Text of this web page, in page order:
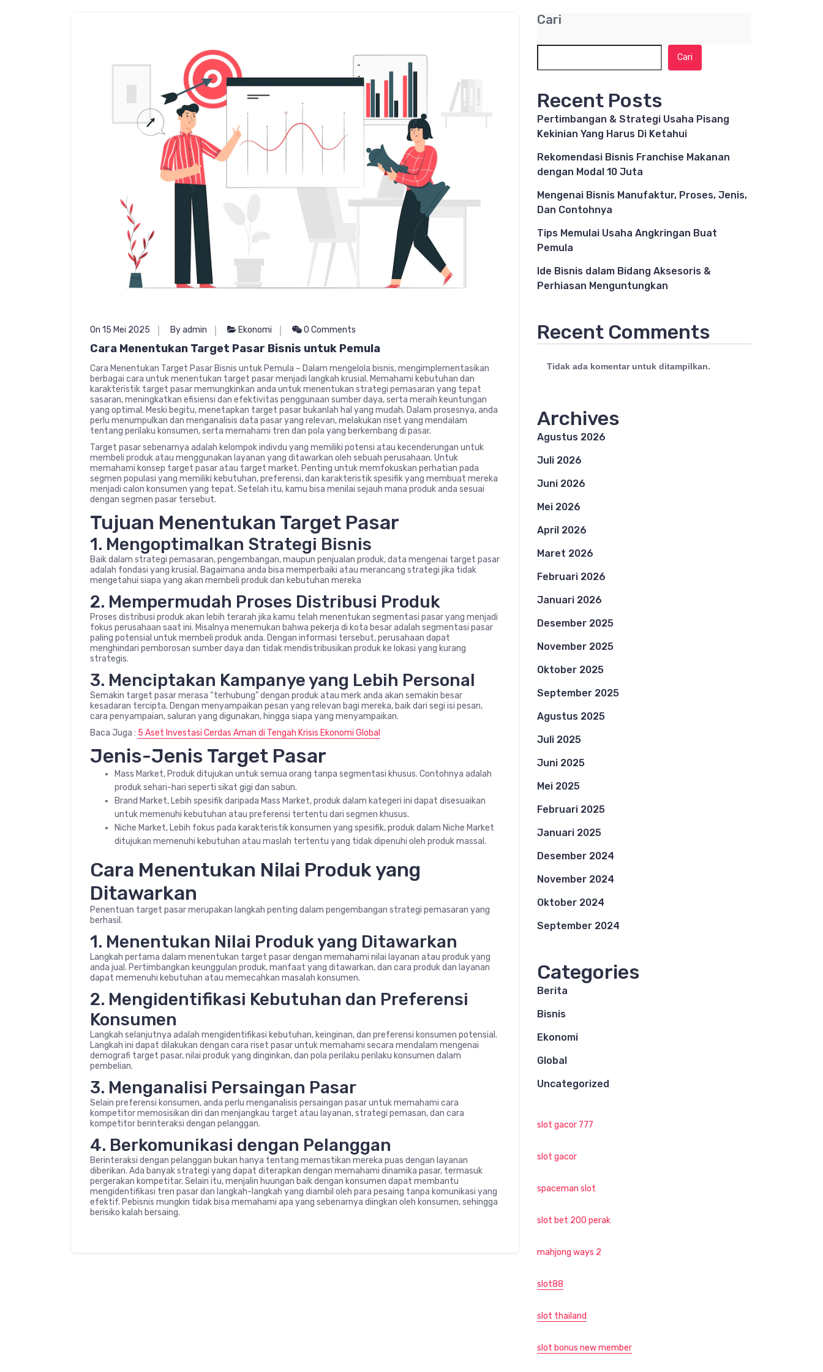
On 15 Mei 2025 By admin Ekonomi 0 Comments
Cara Menentukan Target Pasar Bisnis untuk Pemula
Cara Menentukan Target Pasar Bisnis untuk Pemula – Dalam mengelola bisnis, mengimplementasikan
berbagai cara untuk menentukan target pasar menjadi langkah krusial. Memahami kebutuhan dan
karakteristik target pasar memungkinkan anda untuk menentukan strategi pemasaran yang tepat
sasaran, meningkatkan efisiensi dan efektivitas penggunaan sumber daya, serta meraih keuntungan
yang optimal. Meski begitu, menetapkan target pasar bukanlah hal yang mudah. Dalam prosesnya, anda
perlu menumpulkan dan menganalisis data pasar yang relevan, melakukan riset yang mendalam
tentang perilaku konsumen, serta memahami tren dan pola yang berkembang di pasar.
Target pasar sebenarnya adalah kelompok indivdu yang memiliki potensi atau kecenderungan untuk
membeli produk atau menggunakan layanan yang ditawarkan oleh sebuah perusahaan. Untuk
memahami konsep target pasar atau target market. Penting untuk memfokuskan perhatian pada
segmen populasi yang memiliki kebutuhan, preferensi, dan karakteristik spesifik yang membuat mereka
menjadi calon konsumen yang tepat. Setelah itu, kamu bisa menilai sejauh mana produk anda sesuai
dengan segmen pasar tersebut.
Tujuan Menentukan Target Pasar
1. Mengoptimalkan Strategi Bisnis
Baik dalam strategi pemasaran, pengembangan, maupun penjualan produk, data mengenai target pasar
adalah fondasi yang krusial. Bagaimana anda bisa memperbaiki atau merancang strategi jika tidak
mengetahui siapa yang akan membeli produk dan kebutuhan mereka
2. Mempermudah Proses Distribusi Produk
Proses distribusi produk akan lebih terarah jika kamu telah menentukan segmentasi pasar yang menjadi
fokus perusahaan saat ini. Misalnya menemukan bahwa pekerja di kota besar adalah segmentasi pasar
paling potensial untuk membeli produk anda. Dengan informasi tersebut, perusahaan dapat
menghindari pemborosan sumber daya dan tidak mendistribusikan produk ke lokasi yang kurang
strategis.
3. Menciptakan Kampanye yang Lebih Personal
Semakin target pasar merasa “terhubung” dengan produk atau merk anda akan semakin besar
kesadaran tercipta. Dengan menyampaikan pesan yang relevan bagi mereka, baik dari segi isi pesan,
cara penyampaian, saluran yang digunakan, hingga siapa yang menyampaikan.
Baca Juga : 5 Aset Investasi Cerdas Aman di Tengah Krisis Ekonomi Global
Jenis-Jenis Target Pasar
Mass Market, Produk ditujukan untuk semua orang tanpa segmentasi khusus. Contohnya adalah
produk sehari-hari seperti sikat gigi dan sabun.
Brand Market, Lebih spesifik daripada Mass Market, produk dalam kategeri ini dapat disesuaikan
untuk memenuhi kebutuhan atau preferensi tertentu dari segmen khusus.
Niche Market, Lebih fokus pada karakteristik konsumen yang spesifik, produk dalam Niche Market
ditujukan memenuhi kebutuhan atau maslah tertentu yang tidak dipenuhi oleh produk massal.
Cara Menentukan Nilai Produk yang
Ditawarkan
Penentuan target pasar merupakan langkah penting dalam pengembangan strategi pemasaran yang
berhasil.
1. Menentukan Nilai Produk yang Ditawarkan
Langkah pertama dalam menentukan target pasar dengan memahami nilai layanan atau produk yang
anda jual. Pertimbangkan keunggulan produk, manfaat yang ditawarkan, dan cara produk dan layanan
dapat memenuhi kebutuhan atau memecahkan masalah konsumen.
2. Mengidentifikasi Kebutuhan dan Preferensi
Konsumen
Langkah selanjutnya adalah mengidentifikasi kebutuhan, keinginan, dan preferensi konsumen potensial.
Langkah ini dapat dilakukan dengan cara riset pasar untuk memahami secara mendalam mengenai
demografi target pasar, nilai produk yang dinginkan, dan pola perilaku perilaku konsumen dalam
pembelian.
3. Menganalisi Persaingan Pasar
Selain preferensi konsumen, anda perlu menganalisis persaingan pasar untuk memahami cara
kompetitor memosisikan diri dan menjangkau target atau layanan, strategi pemasan, dan cara
kompetitor berinteraksi dengan pelanggan.
4. Berkomunikasi dengan Pelanggan
Berinteraksi dengan pelanggan bukan hanya tentang memastikan mereka puas dengan layanan
diberikan. Ada banyak strategi yang dapat diterapkan dengan memahami dinamika pasar, termasuk
pergerakan kompetitar. Selain itu, menjalin huungan baik dengan konsumen dapat membantu
mengidentifikasi tren pasar dan langkah-langkah yang diambil oleh para pesaing tanpa komunikasi yang
efektif. Pebisnis mungkin tidak bisa memahami apa yang sebenarnya diingkan oleh konsumen, sehingga
berisiko kalah bersaing.
Cari
Cari
Recent Posts
Pertimbangan & Strategi Usaha Pisang
Kekinian Yang Harus Di Ketahui
Rekomendasi Bisnis Franchise Makanan
dengan Modal 10 Juta
Mengenai Bisnis Manufaktur, Proses, Jenis,
Dan Contohnya
Tips Memulai Usaha Angkringan Buat
Pemula
Ide Bisnis dalam Bidang Aksesoris &
Perhiasan Menguntungkan
Recent Comments
Tidak ada komentar untuk ditampilkan.
Archives
Agustus 2026
Juli 2026
Juni 2026
Mei 2026
April 2026
Maret 2026
Februari 2026
Januari 2026
Desember 2025
November 2025
Oktober 2025
September 2025
Agustus 2025
Juli 2025
Juni 2025
Mei 2025
Februari 2025
Januari 2025
Desember 2024
November 2024
Oktober 2024
September 2024
Categories
Berita
Bisnis
Ekonomi
Global
Uncategorized
slot gacor 777
slot gacor
spaceman slot
slot bet 200 perak
mahjong ways 2
slot88
slot thailand
slot bonus new member